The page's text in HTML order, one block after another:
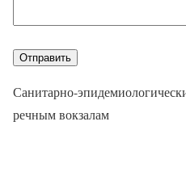
Санитарно-
речным вокзалам